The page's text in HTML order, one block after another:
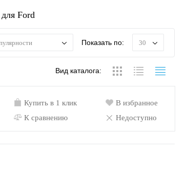
Ford
Показать по: 30
Вид каталога:
Купить в 1 клик
К сравнению
В избранное
Недоступно